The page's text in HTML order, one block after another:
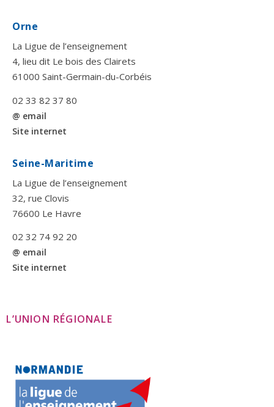
Orne
La Ligue de l’enseignement
4, lieu dit Le bois des Clairets
61000 Saint-Germain-du-Corbéis
02 33 82 37 80
@ email
Site internet
Seine-Maritime
La Ligue de l’enseignement
32, rue Clovis
76600 Le Havre
02 32 74 92 20
@ email
Site internet
L’UNION RÉGIONALE